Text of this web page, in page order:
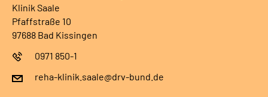
Klinik Saale
Pfaffstraße 10
97688 Bad Kissingen
0971 850-1
reha-klinik.saale@drv-bund.de